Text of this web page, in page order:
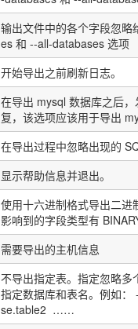
输出文件中的各个字段忽略
es 和 --all-databases 选项
开始导出之前刷新日志。
在导出 mysql 数据库之后
复，该选项应该用于导出
在导出过程中忽略出现的
显示帮助信息并退出。
使用十六进制格式导出二进
影响到的字段类型有
需要导出的主机信息
不导出指定表。指定忽略
指定数据库和表名。例如：
se.table2 ……